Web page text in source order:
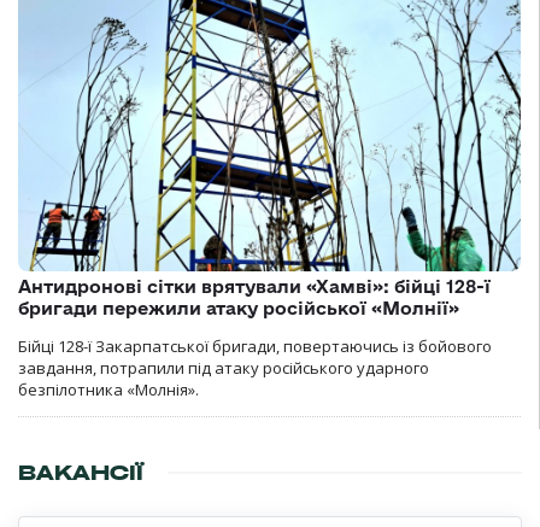
Антидронові сітки врятували «Хамві»: бійці 128-ї
бригади пережили атаку російської «Молнії»
Бійці 128-ї Закарпатської бригади, повертаючись із бойового
завдання, потрапили під атаку російського ударного
безпілотника «Молнія».
ВАКАНСІЇ